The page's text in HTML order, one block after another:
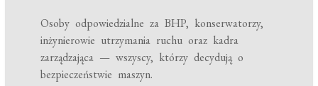
Osoby odpowiedzialne za BHP, konserwatorzy,
inżynierowie utrzymania ruchu oraz kadra
zarządzająca — wszyscy, którzy decydują o
bezpieczeństwie maszyn.